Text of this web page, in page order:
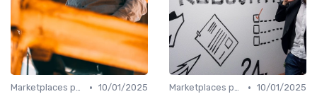
Marketplaces pour les salon B2B • 10/01/2025
Marketplaces pour les salon B2B • 10/01/2025